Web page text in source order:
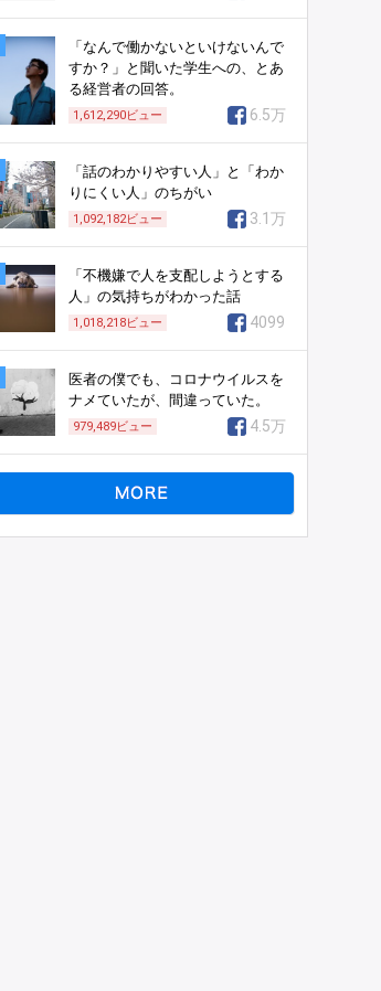
「なんで働かないといけないんで
すか？」と聞いた学生への、とあ
る経営者の回答。
1,612,290ビュー 6.5万
「話のわかりやすい人」と「わか
りにくい人」のちがい
1,092,182ビュー 3.1万
「不機嫌で人を支配しようとする
人」の気持ちがわかった話
1,018,218ビュー 4099
医者の僕でも、コロナウイルスを
ナメていたが、間違っていた。
979,489ビュー 4.5万